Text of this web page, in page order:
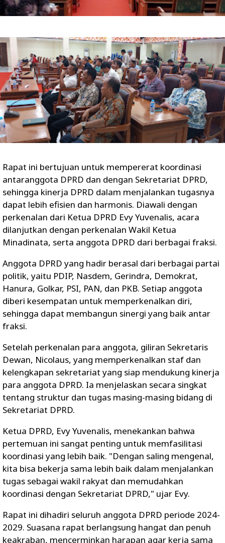
Rapat ini bertujuan untuk mempererat koordinasi
antaranggota DPRD dan dengan Sekretariat DPRD,
sehingga kinerja DPRD dalam menjalankan tugasnya
dapat lebih efisien dan harmonis. Diawali dengan
perkenalan dari Ketua DPRD Evy Yuvenalis, acara
dilanjutkan dengan perkenalan Wakil Ketua
Minadinata, serta anggota DPRD dari berbagai fraksi.
Anggota DPRD yang hadir berasal dari berbagai partai
politik, yaitu PDIP, Nasdem, Gerindra, Demokrat,
Hanura, Golkar, PSI, PAN, dan PKB. Setiap anggota
diberi kesempatan untuk memperkenalkan diri,
sehingga dapat membangun sinergi yang baik antar
fraksi.
Setelah perkenalan para anggota, giliran Sekretaris
Dewan, Nicolaus, yang memperkenalkan staf dan
kelengkapan sekretariat yang siap mendukung kinerja
para anggota DPRD. Ia menjelaskan secara singkat
tentang struktur dan tugas masing-masing bidang di
Sekretariat DPRD.
Ketua DPRD, Evy Yuvenalis, menekankan bahwa
pertemuan ini sangat penting untuk memfasilitasi
koordinasi yang lebih baik. "Dengan saling mengenal,
kita bisa bekerja sama lebih baik dalam menjalankan
tugas sebagai wakil rakyat dan memudahkan
koordinasi dengan Sekretariat DPRD," ujar Evy.
Rapat ini dihadiri seluruh anggota DPRD periode 2024-
2029. Suasana rapat berlangsung hangat dan penuh
keakraban, mencerminkan harapan agar kerja sama